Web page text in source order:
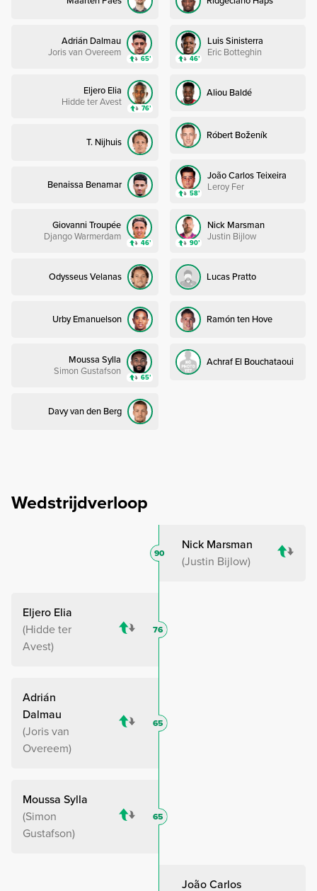
Adrián Dalmau
Joris van Overeem
65’
Eljero Elia
Hidde ter Avest
76’
T. Nijhuis
Benaissa Benamar
Giovanni Troupée
Django Warmerdam
46’
Odysseus Velanas
Urby Emanuelson
Moussa Sylla
Simon Gustafson
65’
Davy van den Berg
Luis Sinisterra
Eric Botteghin
46’
Aliou Baldé
Róbert Boženík
João Carlos Teixeira
Leroy Fer
58’
Nick Marsman
Justin Bijlow
90’
Lucas Pratto
Ramón ten Hove
Achraf El Bouchataoui
Wedstrijdverloop
Nick Marsman
Justin Bijlow
90
Eljero Elia
Hidde ter
Avest
76
Adrián
Dalmau
Joris van
Overeem
65
Moussa Sylla
Simon
Gustafson
65
João Carlos